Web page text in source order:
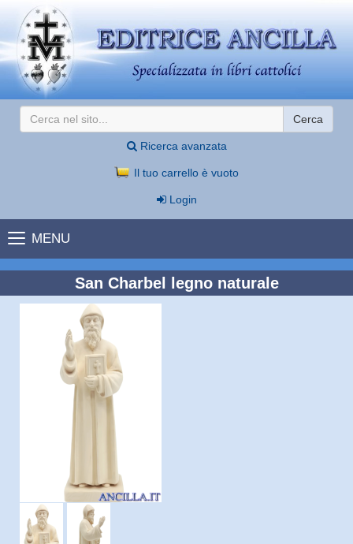
Cerca
Ricerca avanzata
Il tuo carrello è vuoto
Login
MENU
San Charbel legno naturale